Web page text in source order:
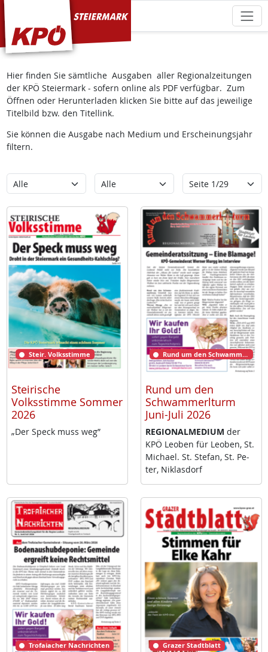
KPÖ Steiermark
Hier finden Sie sämtliche Ausgaben aller Regionalzeitungen
der KPÖ Steiermark - sofern online als PDF verfügbar. Zum
Öffnen oder Herunterladen klicken Sie bitte auf das jeweilige
Titelbild bzw. den Titellink.
Sie können die Ausgabe nach Medium und Erscheinungsjahr
filtern.
Kategorie Erscheinungsjahr Seite
Steir. Volksstimme
Steirische
Volksstimme Sommer
2026
„Der Speck muss weg”
Rund um den Schwammerlturm
Rund um den
Schwammerlturm
Juni-Juli 2026
RE­GIO­NAL­ME­DI­UM der
KPÖ Leo­ben für Leo­ben, St.
Mi­cha­el. St. Ste­fan, St. Pe­
ter, Niklas­dorf
Trofaiacher Nachrichten Grazer Stadtblatt